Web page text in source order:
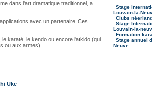
dans l'art dramatique traditionnel, a
avec un partenaire. Ces
le karaté, le kendo ou encore l'aïkido (qui
ou aux armes)
Uke-
Stage
Louvain-la-
Clubs
Stage
Louvain-la-
Formation
Stage annuel
Neuve